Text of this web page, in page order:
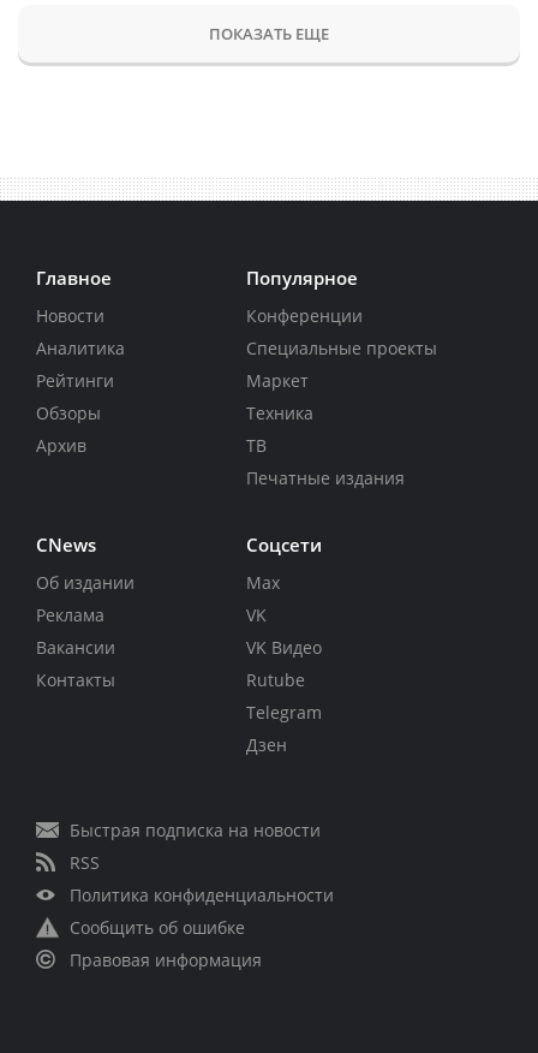
ПОКАЗАТЬ ЕЩЕ
Главное
Новости
Аналитика
Рейтинги
Обзоры
Архив
Популярное
Конференции
Специальные проекты
Маркет
Техника
ТВ
Печатные издания
CNews
Об издании
Реклама
Вакансии
Контакты
Соцсети
Max
VK
VK Видео
Rutube
Telegram
Дзен
Быстрая подписка на новости
RSS
Политика конфиденциальности
Сообщить об ошибке
Правовая информация